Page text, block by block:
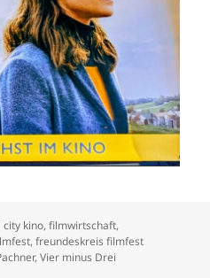
Schlagwörter
city kino,filmwirtschaft,
,freundeskreis filmfest
,Vier minus Drei